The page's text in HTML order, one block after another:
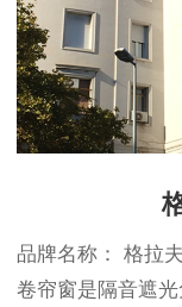
品牌名称： 格拉
卷帘窗是隔音遮